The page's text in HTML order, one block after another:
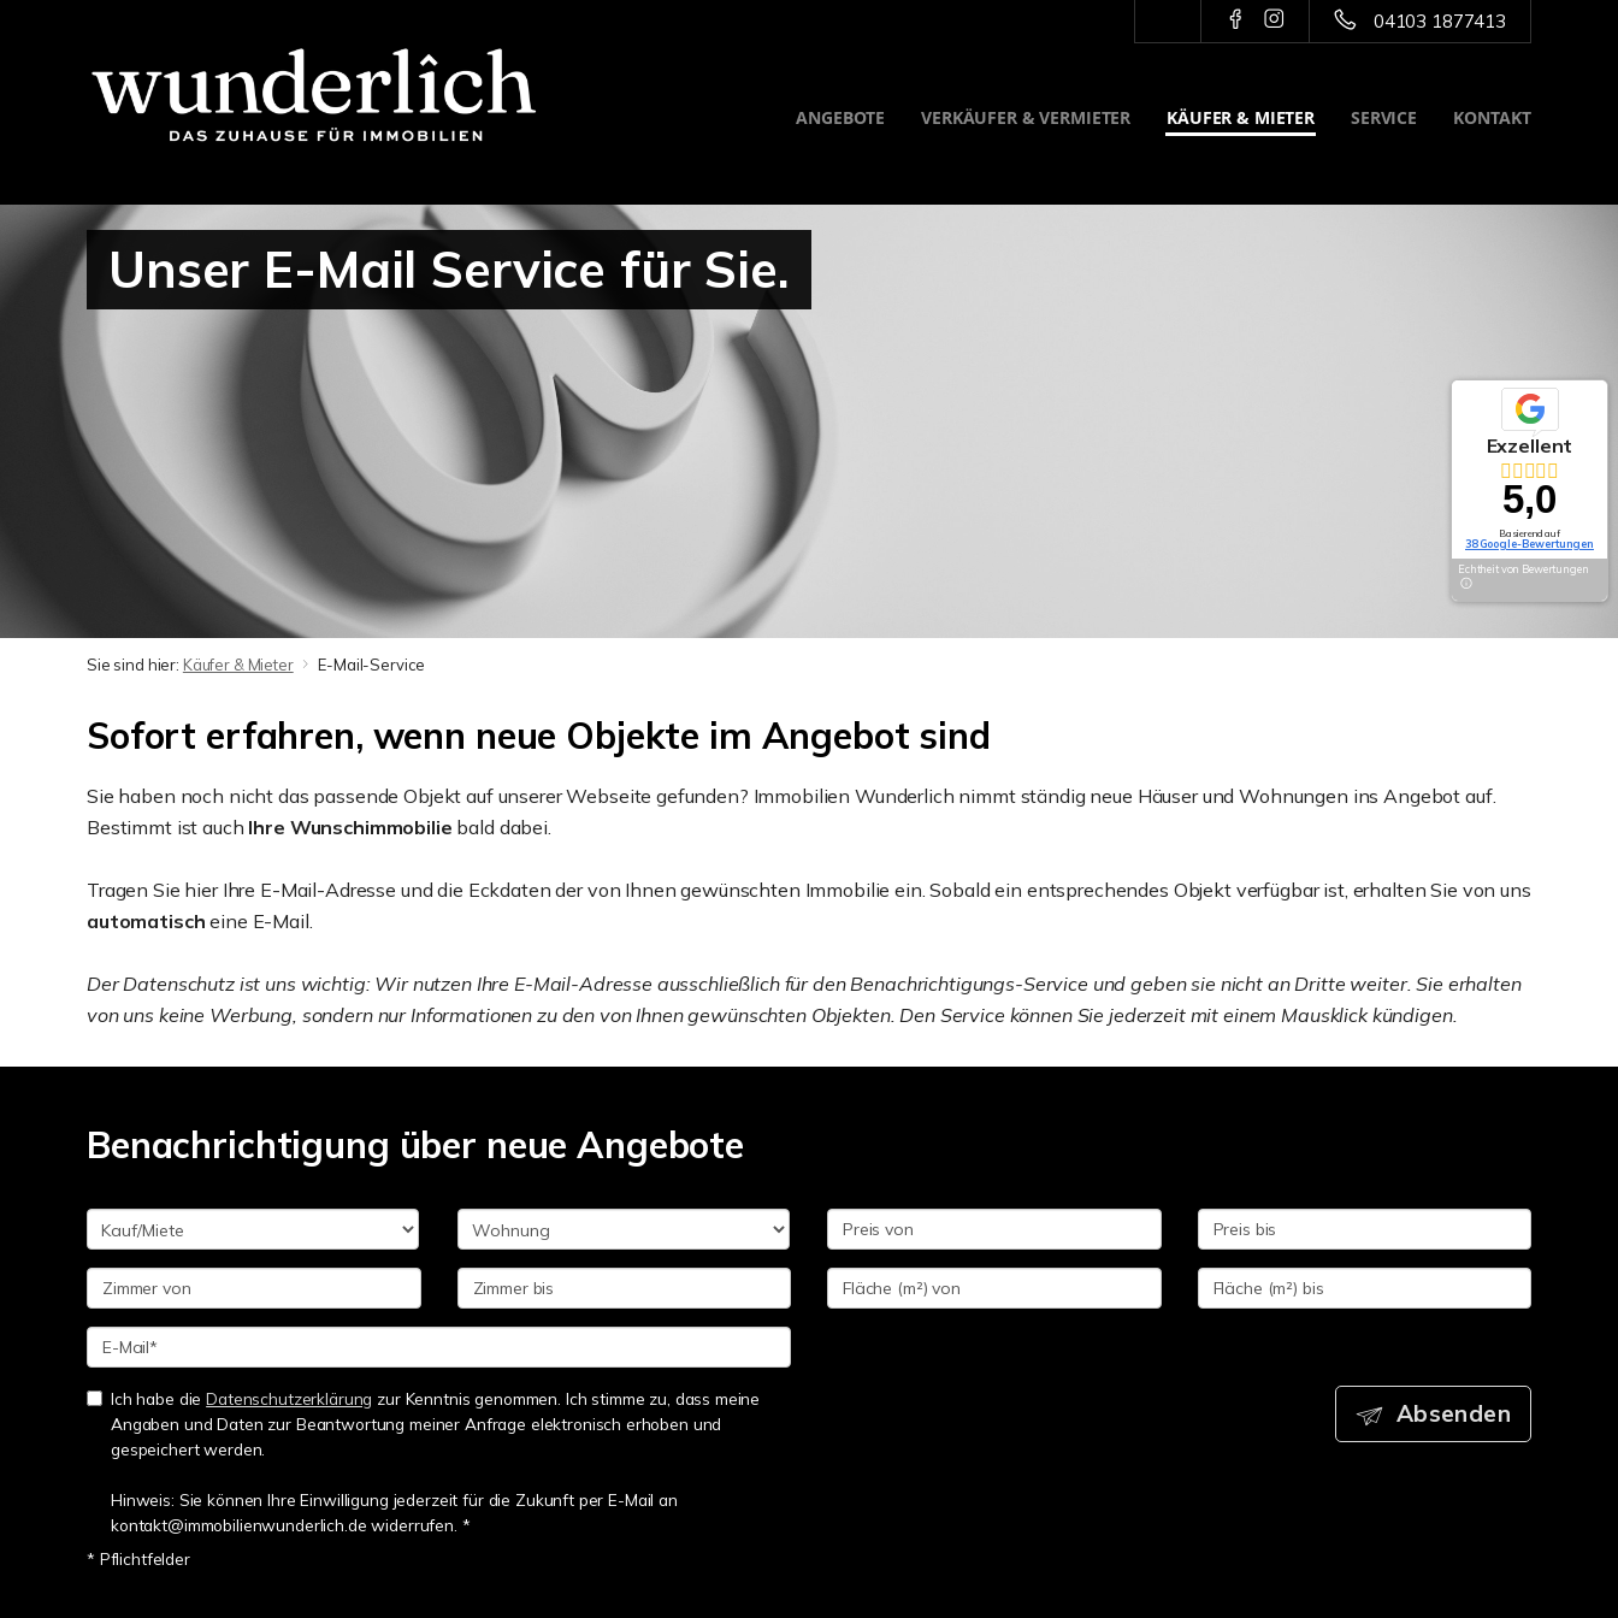
04103 1877413
ANGEBOTE VERKÄUFER & VERMIETER KÄUFER & MIETER SERVICE KONTAKT
Unser E-Mail Service für Sie.
Sie sind hier: Käufer & Mieter E-Mail-Service
Sofort erfahren, wenn neue Objekte im Angebot sind
Sie haben noch nicht das passende Objekt auf unserer Webseite gefunden? Immobilien Wunderlich nimmt ständig neue Häuser und Wohnungen ins Angebot auf.
Bestimmt ist auch Ihre Wunschimmobilie bald dabei.
Tragen Sie hier Ihre E-Mail-Adresse und die Eckdaten der von Ihnen gewünschten Immobilie ein. Sobald ein entsprechendes Objekt verfügbar ist, erhalten Sie von uns
automatischeine E-Mail.
Der Datenschutz ist uns wichtig: Wir nutzen Ihre E-Mail-Adresse ausschließlich für den Benachrichtigungs-Service und geben sie nicht an Dritte weiter. Sie erhalten
von uns keine Werbung, sondern nur Informationen zu den von Ihnen gewünschten Objekten. Den Service können Sie jederzeit mit einem Mausklick kündigen.
Benachrichtigung über neue Angebote
Ich habe dieDatenschutzerklärung zur Kenntnis genommen. Ich stimme zu, dass meine
Angaben und Daten zur Beantwortung meiner Anfrage elektronisch erhoben und
gespeichert werden.
Hinweis: Sie können Ihre Einwilligung jederzeit für die Zukunft per E-Mail an
kontakt@immobilienwunderlich.de widerrufen. *
* Pflichtfelder
Absenden
Exzellent
5,0
Basierend auf
38 Google-Bewertungen
Echtheit von Bewertungen